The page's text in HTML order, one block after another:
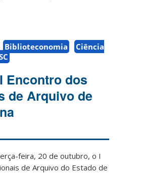
Biblioteconomia
Ciência
Encontro dos
de Arquivo de
feira, 20 de outubro, o I
de Arquivo do Estado de